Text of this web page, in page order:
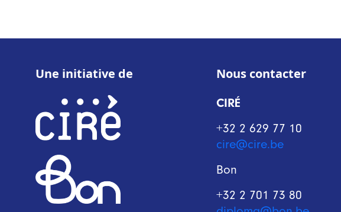
Une initiative de Nous contacter
CIRÉ
+32 2 629 77 10
cire@cire.be
Bon
+32 2 701 73 80